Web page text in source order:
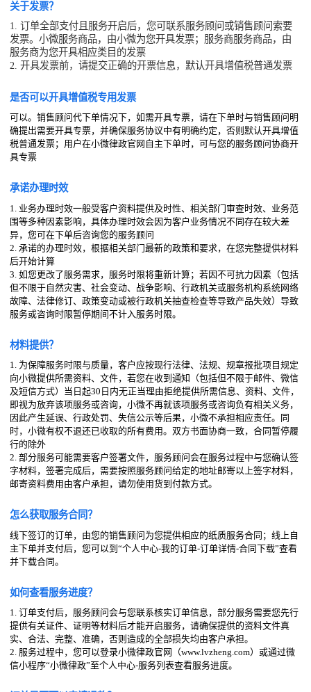
关于发票？
1. 订单全部支付且服务开启后，您可联系服务顾问或销售顾问索要
发票。小微服务商品，由小微为您开具发票；服务商服务商品，由
服务商为您开具相应类目的发票
2. 开具发票前，请提交正确的开票信息，默认开具增值税普通发票
是否可以开具增值税专用发票
可以。销售顾问代下单情况下，如需开具专票，请在下单时与销售顾问明
确提出需要开具专票，并确保服务协议中有明确约定，否则默认开具增值
税普通发票；用户在小微律政官网自主下单时，可与您的服务顾问协商开
具专票
承诺办理时效
1. 业务办理时效一般受客户资料提供及时性、相关部门审查时效、业务范
围等多种因素影响，具体办理时效会因为客户业务情况不同存在较大差
异，您可在下单后咨询您的服务顾问
2. 承诺的办理时效，根据相关部门最新的政策和要求，在您完整提供材料
后开始计算
3. 如您更改了服务需求，服务时限将重新计算；若因不可抗力因素（包括
但不限于自然灾害、社会变动、战争影响、行政机关或服务机构系统网络
故障、法律修订、政策变动或被行政机关抽查检查等导致产品失效）导致
服务或咨询时限暂停期间不计入服务时限。
材料提供？
1. 为保障服务时限与质量，客户应按现行法律、法规、规章报批项目规定
向小微提供所需资料、文件，若您在收到通知（包括但不限于邮件、微信
及短信方式）当日起30日内无正当理由拒绝提供所需信息、资料、文件，
即视为放弃该项服务或咨询，小微不再就该项服务或咨询负有相关义务，
因此产生延误、行政处罚、失信公示等后果，小微不承担相应责任。同
时，小微有权不退还已收取的所有费用。双方书面协商一致，合同暂停履
行的除外
2. 部分服务可能需要客户签署文件，服务顾问会在服务过程中与您确认签
字材料，签署完成后，需要按照服务顾问给定的地址邮寄以上签字材料，
邮寄资料费用由客户承担，请勿使用货到付款方式。
怎么获取服务合同？
线下签订的订单，由您的销售顾问为您提供相应的纸质服务合同；线上自
主下单并支付后，您可以到“个人中心-我的订单-订单详情-合同下载”查看
并下载合同。
如何查看服务进度？
1. 订单支付后，服务顾问会与您联系核实订单信息，部分服务需要您先行
提供有关证件、证明等材料后才能开启服务，请确保提供的资料文件真
实、合法、完整、准确，否则造成的全部损失均由客户承担。
2. 服务过程中，您可以登录小微律政官网（www.lvzheng.com）或通过微
信小程序“小微律政”至个人中心-服务列表查看服务进度。